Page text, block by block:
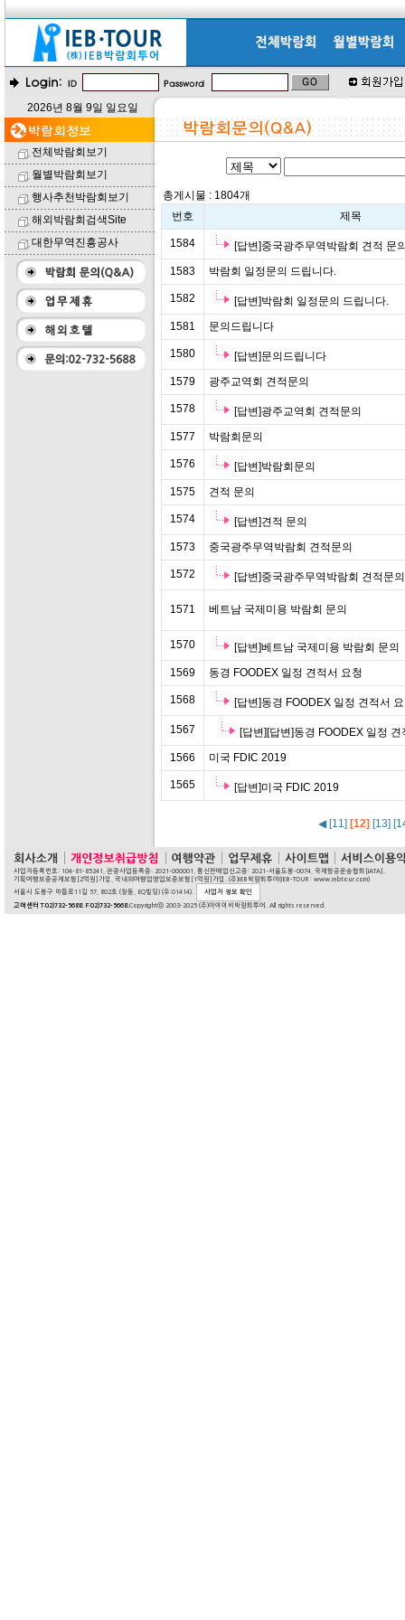
2026년 8월 9일 일요일
전체박람회보기
월별박람회보기
행사추천박람회보기
해외박람회검색Site
대한무역진흥공사
총게시물 : 1804개
번호
제목
1584
[답변]중국광주무역박람회 견적 문
1583
박람회 일정문의 드립니다.
1582
[답변]박람회 일정문의 드립니다.
1581
문의드립니다
1580
[답변]문의드립니다
1579
광주교역회 견적문의
1578
[답변]광주교역회 견적문의
1577
박람회문의
1576
[답변]박람회문의
1575
견적 문의
1574
[답변]견적 문의
1573
중국광주무역박람회 견적문의
1572 [답변]중국광주무역박람회 견적문의
1571 베트남 국제미용 박람회 문의
1570
[답변]베트남 국제미용 박람회 문의
1569
동경 FOODEX 일정 견적서 요청
1568 [답변]동경 FOODEX 일정 견적서
1567
[답변][답변]동경 FOODEX 일정 견
1566
미국 FDIC 2019
1565 [답변]미국 FDIC 2019
◀ [11] [12] [13]
사업자등록번호: 104-81-85241, 관광사업등록증: 2021-000001, 통신판매업신고증: 2021-서울도봉-0074, 국제항공운송협회[IATA].
기획여행보증공제보험[2억원]가입, 국내외여행업영업보증보험[1억원]가입. (주)IEB박람회투어(IEB-TOUR : www.iebtour.com)
서울시 도봉구 마들로11길 57, 802호 (창동, EQ빌딩) (우:01414).
사업자 정보 확인
고객센터 T:02)732-5688. F:02)732-5668.Copyrightⓒ 2003-2025 (주)아이이비박람회투어. All rights reserved.